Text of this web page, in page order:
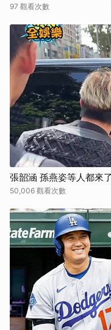
97 觀看次數
張韶涵 孫燕姿等人都來
50,006 觀看次數